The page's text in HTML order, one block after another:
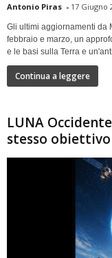
Antonio Piras - 17 Giugno
Gli ultimi aggiornamenti da
febbraio e marzo, un
e le basi sulla Terra e
Continua a leggere
LUNA
stesso obiettivo